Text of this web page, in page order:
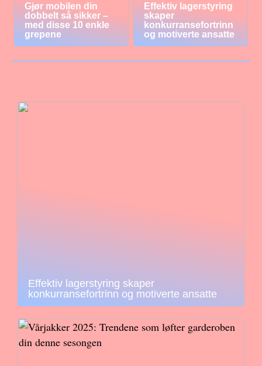
Gjør mobilen din
dobbelt så sikker –
med disse 10 enkle
grepene
Effektiv lagerstyring
skaper
konkurransefortrinn
og motiverte ansatte
Effektiv lagerstyring skaper
konkurransefortrinn og motiverte ansatte